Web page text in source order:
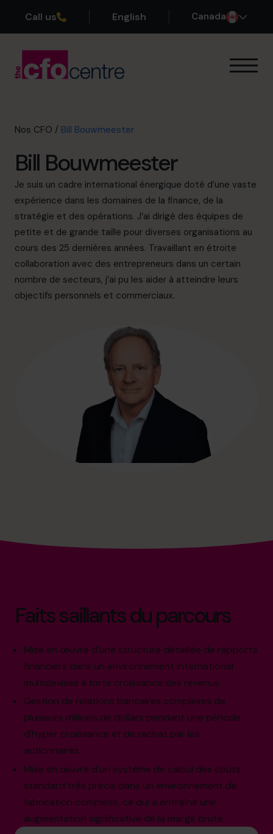
Call us English Canada
Nos CFO
À propos
Rejoindre l’Équipe
Réservez une session de découverte
514-906-8839
info.ca@cfocentre.com
Nos CFO / Bill Bouwmeester
Bill Bouwmeester
Je suis un cadre international énergique doté d’une vaste
expérience dans les domaines de la finance, de la
stratégie et des opérations. J’ai dirigé des équipes de
petite et de grande taille pour diverses organisations au
cours des 25 dernières années. Travaillant en étroite
collaboration avec des entrepreneurs dans un certain
nombre de secteurs, j’ai pu les aider à atteindre leurs
objectifs personnels et commerciaux.
Faits saillants du parcours
Mise en œuvre d'une structure détaillée de rapports
financiers dans un environnement international
multidevises à forte croissance des revenus.
Gestion de relations bancaires complexes de
plusieurs millions de dollars pendant une période
d'hyper croissance et de rachat par les
actionnaires.
Mise en œuvre d'un système de calcul des coûts
standard très précis dans un environnement de
fabrication complexe, ce qui a entraîné une
augmentation significative de la marge brute.